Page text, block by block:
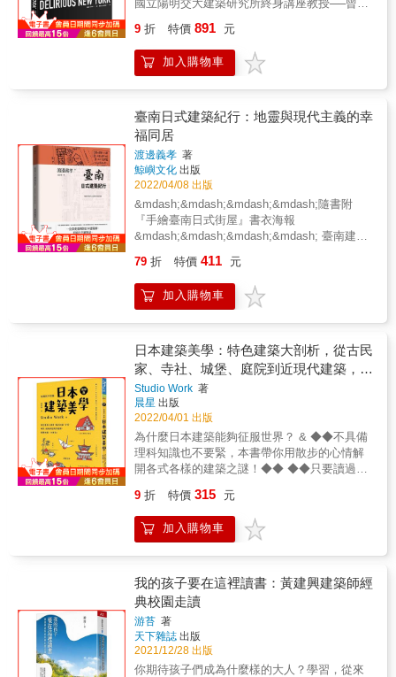
圖，利用剖面富有創意的方式重新想像結構
是空間、形式、材料和人類經驗的交會地，本
書可做為學生、建築師和其他讀者進一步鑽研
的基石。 & 讀者將能清楚分辨哪類剖面常見於
錯層式住宅用什麼樣的剖面？而重功能的劇
院、音樂廳、教堂，相對於必須形成散步動線
面對複雜的空間順序或大型中庭，什麼樣的類
型最能解決？ & ◎認識8大剖面代表建築 剖面
有哪些不同類型，各自扮演了何種角色？這些
剖面如何製作？為什麼要選擇這種剖面構型而
非另一種？本書將探討這些問題，並提供一個
概念性、材料性和工具性的架構，幫助讀者理
解剖面，將它們當成打造建築的手法。 & 一、
強生的玻璃屋 二、堆疊型：MVRDV的2000年
世博會荷蘭館、路康的沙克中心 三、塑造型：
柯比意的廊香教堂、伊東豊雄的台中歌劇院
歐+倫佛的布朗大學格諾夫創意藝術中心 五、
孔洞型：路康的埃克塞特學院圖書館、伊東豊
雄的仙台媒體中心 六、傾斜型：柯比意的薩伏
衣別墅、萊特的古根漢美術館 七、嵌套型：阿
塞伯X阿隆索工作室的西班牙拉柯魯尼亞藝術中
心、MVRDV的埃芬納爾文化中心 八、混種
型：西雅圖中央圖書館、葡萄牙波爾多音樂之
家、維特拉展示屋、勞力士學習中心 & (原書
浮雕 那些西洋建築當中大家熟悉的由來深遠圖
樣、以及店中商品或者店名當中出現的動植物
等都被描繪在一起。 也有一些不同人來看會解
讀出不同意義的圖樣，也是樂趣之一。 「刊載
於本書的建築物，是從我個人先前努力製作了
徵足以展現在書籍當中的物件，其實並沒有那
麼多。另外也有些非常棒但是不接受刊登於書
籍中的建築，因此在挑選的時候稍微花了點時
間。不過也因為曾有這樣的努力，因此得以放
上好幾間從來不曾有書籍或雜誌介紹的建築
物，另外能夠與屋主聊幾句話，也為本書增添
了資料價值。 每一棟看板建築都有其獨特的樣
貌，感受到累積起來的歷史，那瞬間實在非常
幸福。」 ──宮下潤也 &
國立陽明交大建築研究所終身講座教授──曾成
的建築大師 最新作品──臺北表演藝術中心
˙2022˙8月開幕 ▌20世紀現代建築三大經典著作
之一 ▌ 認識庫哈斯及其作品，必讀之作 2000年
作：葡萄牙波多音樂廳、西雅圖圖書館、北京
中央電視台、臺北表演藝術中心 ▌認識紐約＆
大都會建築的必備觀念 ▌ 建築文化界專業17
人，一致口碑推薦 & 「他對世界的影響超越了
建築本身，不同的人都能從他作品中領略到什
麼叫自由。」──妹島和世 「庫哈斯是將作為社
會現象的建築，轉變成令人反感事件的一位記
者。他是世界上唯一這類型的建築師。」──伊
東豊雄 & ▌繁體中文經典譯本，再現20世紀現
代建築三大著作之一 《譫狂紐約》堪稱是20世
為勒˙柯比意的《邁向建築》與范求理的《建築
中的複雜與矛盾》）。這本由庫哈斯本人親自
授權的繁體中文版，終於在庫哈斯於臺北的重
出。如果「臺北表演藝術中心」被放眼世界的
新聞媒體CNN視為為本年度全球最被期待的十
大建築，那麼《譫狂紐約》繁體中文版被視為
是臺灣本年度出版界的十大盛事恐亦不為過。
今年在臺灣，庫哈斯的兩個作品，一棟蓋了十
二年的建築物，和一本四十四年前初試啼聲的
經典著作中文版，「臺北表演藝術中心」與
《譫狂紐約》都備受期待。 & 《譫狂紐約》一
以形式主義切入，而將現代主義視為「未竟之
文化」（Culture of Congestion）的多元綺麗；
不以由上而下的菁英觀點，而更另闢蹊徑，不
輕看生活環境周遭，指陳出居住與文化、建築
與現實之間具有不可分割的關係。 & 不僅如
此，《譫狂紐約》更是年輕時的庫哈斯對於
「建築是什麼？建築做什麼？建築如何做？」
的摸索、質問、投射與想像。庫哈斯的建築創
作生涯藉著《譫狂紐約》定調，更是他實踐建
築時常常回溯的起始點──包括臺北表演藝術中
心。 & ▌庫哈斯的建築創作生涯，藉著《譫狂
9 折 特價 891 元
加入購物車
臺南日式建築紀行：地靈與現代主義的幸
福同居
渡邊義孝 著
鯨嶼文化 出版
2022/04/08 出版
&mdash;&mdash;&mdash;&mdash;隨書附
『手繪臺南日式街屋』書衣海報
&mdash;&mdash;&mdash;&mdash; 臺南建築
建築師， 用旅行手繪筆記， 寫下心中思念的臺
灣日式建築。 １０回 ▍ 臺南建築手繪筆記
１８處 ▍ 臺南日式老屋景點 １０章 ▍
『在臺南我最喜愛的風景，就是如同微血管一
般的小路窄巷。 在小巷裡，日式建築和更早時
期的建築多元混居，滿溢著密集的吸引力。』
&mdash;渡邉義孝 「日本近代建築還活在臺
灣」。一名熱愛臺灣的日本建築師渡邉義孝，
長年研究觀察自日本時代遺留至今的各式各樣
日式老屋，每造訪一地便以建築圖文手繪筆記
錄該處特色，至今累積有數百處臺灣日式老屋
研究筆記，2019年推出的《臺灣日式建築紀
行》一書，在臺灣老屋和文資圈獲得諸多迴
日式建築紀行》為臺灣為府城老屋的另一種建
築文史圖文觀察和研究，作者將多年的探訪與
研究彙整成冊，收錄精美的臺南建築和街道手
的旅遊散文，讓臺灣讀者重新認識臺南，也帶
領日本讀者一齊見證臺南日式建築的魅力與光
彩！ & ☞［深度對談］ & 建築與民主運動
對談者&mdash;&mdash;王時思 臺南市前副
市長 日式建築與觀光活化
79 折 特價 411 元
加入購物車
日本建築美學：特色建築大剖析，從古民
家、寺社、城堡、庭院到近現代建築，相
關知識一本解決！
Studio Work 著
晨星 出版
2022/04/01 出版
為什麼日本建築能夠征服世界？ & ◆◆不具備
理科知識也不要緊，本書帶你用散步的心情解
開各式各樣的建築之謎！◆◆ ◆◆只要讀過，
從古民家到寺廟、神社、城堡、庭院，再到具
有代表性的近現代建築，一書涵蓋日本建築剖
析、工法、地理變遷、歷史傳統等雜學小知
&mdash;&mdash; 在白川鄉合掌造，感受傳統
住居屋頂的設計巧思； 在法隆寺五重塔，欣賞
日本黃金大和比的絕妙平衡； 在東京車站，觀
賞乘載明治維新政府威信的建築樣式； 在住吉
的長屋，體會安藤忠雄將民家與自然融為一體
9 折 特價 315 元
加入購物車
我的孩子要在這裡讀書：黃建興建築師經
典校園走讀
游苔 著
天下雜誌 出版
2021/12/28 出版
你期待孩子們成為什麼樣的大人？學習，從來